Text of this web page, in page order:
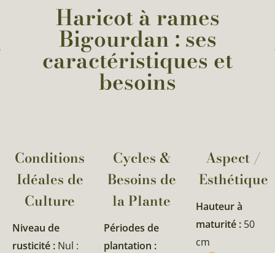
Haricot à rames
Bigourdan : ses
caractéristiques et
besoins
Conditions
Idéales de
Culture
Niveau de
rusticité : Nul :
Cycles &
Besoins de
la Plante​
Périodes de
plantation :
Aspect /
Esthétique
Hauteur à
maturité : 50
cm